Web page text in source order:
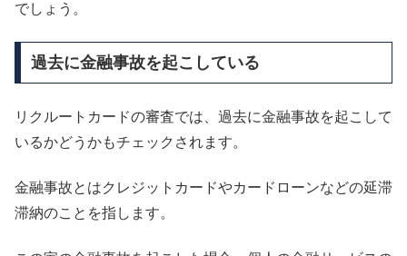
でしょう。
過去に金融事故を起こしている
リクルートカードの審査では、過去に金融事故を起こして
いるかどうかもチェックされます。
金融事故とはクレジットカードやカードローンなどの延滞
滞納のことを指します。